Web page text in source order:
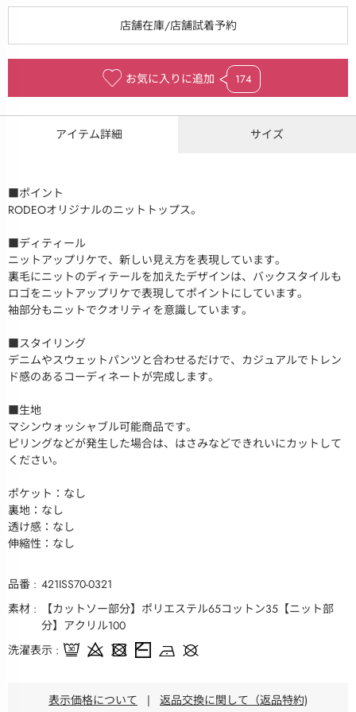
お気に入りに追加 174
アイテム詳細 サイズ
■ポイント
RODEOオリジナルのニットトップス。
■ディティール
ニットアップリケで、新しい見え方を表現しています。
裏毛にニットのディテールを加えたデザインは、バックスタイルも
ロゴをニットアップリケで表現してポイントにしています。
袖部分もニットでクオリティを意識しています。
■スタイリング
デニムやスウェットパンツと合わせるだけで、カジュアルでトレン
ド感のあるコーディネートが完成します。
■生地
マシンウォッシャブル可能商品です。
ピリングなどが発生した場合は、はさみなどできれいにカットして
ください。
ポケット：なし
裏地：なし
透け感：なし
伸縮性：なし
品番
421ISS70-0321
素材
【カットソー部分】ポリエステル65コットン35【ニット部
分】アクリル100
洗濯表示
表示価格について | 返品交換に関して（返品特約)